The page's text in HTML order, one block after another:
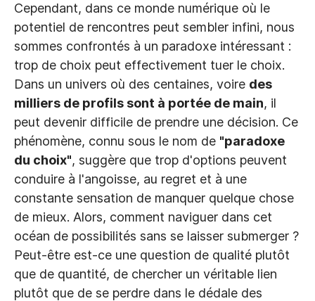
Cependant, dans ce monde numérique où le
potentiel de rencontres peut sembler infini, nous
sommes confrontés à un paradoxe intéressant :
trop de choix peut effectivement tuer le choix.
Dans un univers où des centaines, voire des
milliers de profils sont à portée de main, il
peut devenir difficile de prendre une décision. Ce
phénomène, connu sous le nom de "paradoxe
du choix", suggère que trop d'options peuvent
conduire à l'angoisse, au regret et à une
constante sensation de manquer quelque chose
de mieux. Alors, comment naviguer dans cet
océan de possibilités sans se laisser submerger ?
Peut-être est-ce une question de qualité plutôt
que de quantité, de chercher un véritable lien
plutôt que de se perdre dans le dédale des